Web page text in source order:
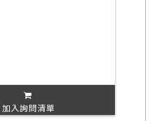
加入詢問清單